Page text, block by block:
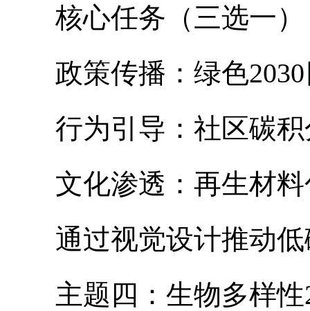
核心任务（三选一）
政策传播：绿色2030
行为引导：社区碳积
文化渗透：再生材料
通过视觉设计推动低
主题四：生物多样性